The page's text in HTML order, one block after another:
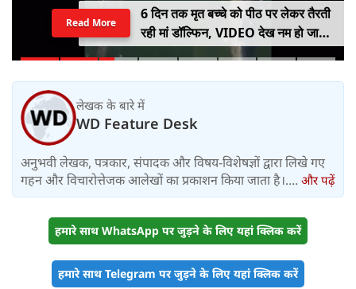
6 दिन तक मृत बच्चे को पीठ पर लेकर तैरती
रही मां डॉल्फिन, VIDEO देख नम हो जाएंगी
आंखें
Read More
लेखक के बारे में
WD Feature Desk
अनुभवी लेखक, पत्रकार, संपादक और विषय-विशेषज्ञों द्वारा लिखे गए
गहन और विचारोत्तेजक आलेखों का प्रकाशन किया जाता है।.... और पढ़ें
हमारे साथ WhatsApp पर जुड़ने के लिए यहां क्लिक करें
हमारे साथ Telegram पर जुड़ने के लिए यहां क्लिक करें